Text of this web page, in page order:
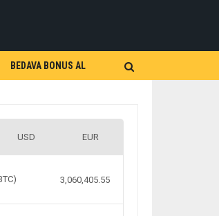
BEDAVA BONUS AL
USD EUR
3,060,405.55